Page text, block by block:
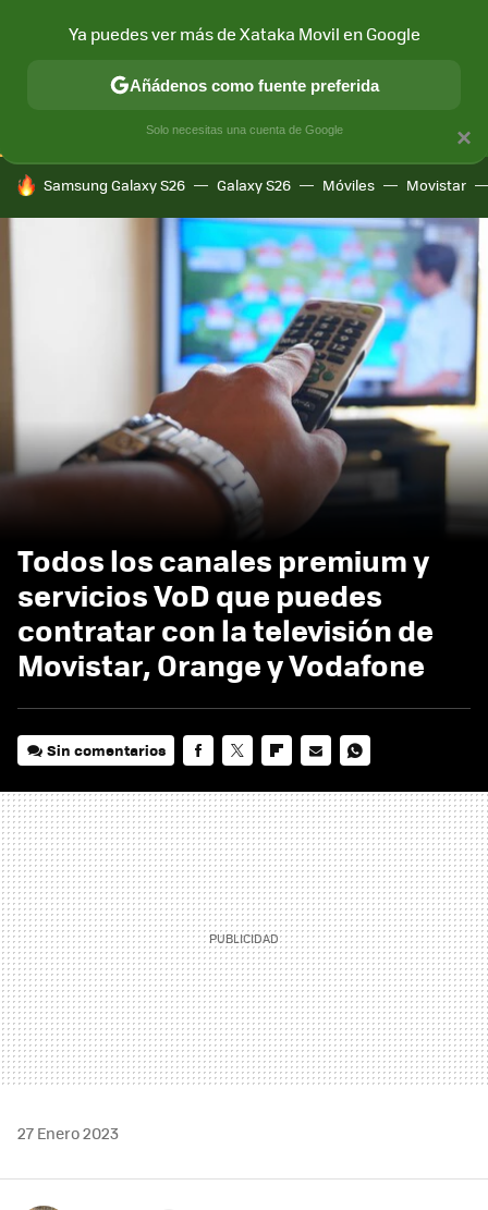
CONECTIVIDAD MÓVIL Y SOCIEDAD APLICACIONES
HOY SE HABLA DE
Samsung Galaxy S26 Galaxy S26 Móviles Movistar
Todos los canales premium y
servicios VoD que puedes
contratar con la televisión de
Movistar, Orange y Vodafone
Sin comentarios
MAIL
27 Enero 2023
×
Ya puedes ver más de Xataka Movil en Google
Añádenos como fuente preferida
Solo necesitas una cuenta de Google